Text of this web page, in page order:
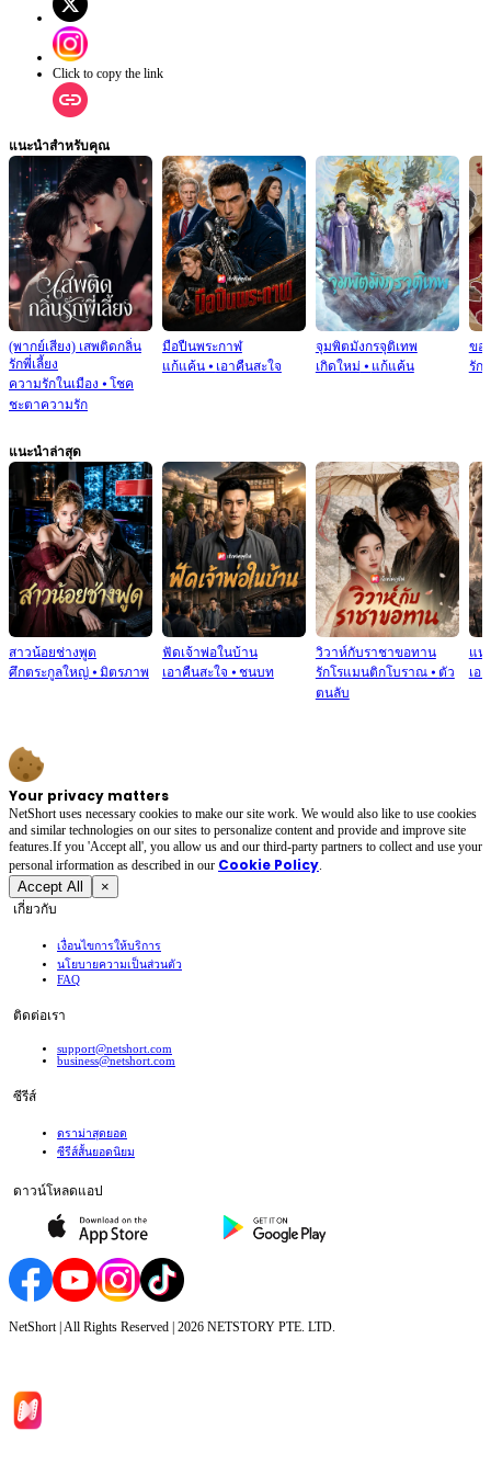
Click to copy the link
แนะนำสำหรับคุณ
(พากย์เสียง) เสพติดกลิ่น
รักพี่เลี้ยง
ความรักในเมือง ⦁ โชค
ชะตาความรัก
มือปืนพระกาฬ
แก้แค้น⦁ เอาคืนสะใจ
จุมพิตมังกรจุติเทพ
เกิดใหม่ ⦁ แก้แค้น
ขอ
รัก
แนะนำล่าสุด
สาวน้อยช่างพูด
ศึกตระกูลใหญ่ ⦁ มิตรภาพ
ฟัดเจ้าพ่อในบ้าน
เอาคืนสะใจ ⦁ ชนบท
วิวาห์กับราชาขอทาน
รักโรแมนติกโบราณ⦁ ตัว
ตนลับ
แห
เอ
Your privacy matters
NetShort uses necessary cookies to make our site work. We would also like to use cookies
and similar technologies on our sites to personalize content and provide and improve site
features.If you 'Accept all', you allow us and our third-party partners to collect and use your
personal irformation as described in our Cookie Policy.
Accept All ×
เกี่ยวกับ
เงื่อนไขการให้บริการ
นโยบายความเป็นส่วนตัว
FAQ
ติดต่อเรา
support@netshort.com
business@netshort.com
ซีรีส์
ดราม่าสุดยอด
ซีรีส์สั้นยอดนิยม
ดาวน์โหลดแอป
NetShort | All Rights Reserved | 2026 NETSTORY PTE. LTD.